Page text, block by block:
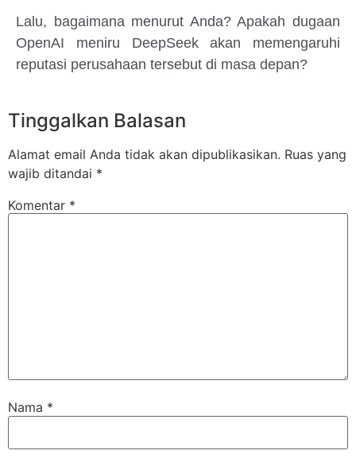
Lalu, bagaimana menurut Anda? Apakah dugaan
OpenAI meniru DeepSeek akan memengaruhi
reputasi perusahaan tersebut di masa depan?
Tinggalkan Balasan
Alamat email Anda tidak akan dipublikasikan. Ruas yang
wajib ditandai *
Komentar *
Nama *